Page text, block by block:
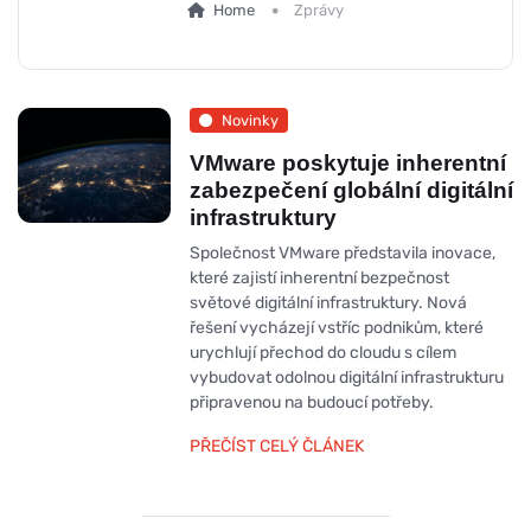
Home Zprávy
Novinky
VMware poskytuje inherentní
zabezpečení globální digitální
infrastruktury
Společnost VMware představila inovace,
které zajistí inherentní bezpečnost
světové digitální infrastruktury. Nová
řešení vycházejí vstříc podnikům, které
urychlují přechod do cloudu s cílem
vybudovat odolnou digitální infrastrukturu
připravenou na budoucí potřeby.
PŘEČÍST CELÝ ČLÁNEK